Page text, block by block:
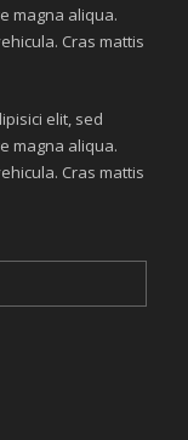
magna aliqua.
Cras mattis
elit, sed
magna aliqua.
Cras mattis